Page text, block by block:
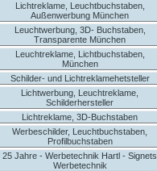
Lichtreklame, Leuchtbuchstaben,
Außenwerbung München
Leuchtwerbung, 3D- Buchstaben,
Transparente München
Leuchtreklame, Lichtbuchstaben,
München
Schilder- und Lichtreklamehetsteller
Lichtwerbung, Leuchtreklame,
Schilderhersteller
Lichtreklame, 3D-Buchstaben
Werbeschilder, Leuchtbuchstaben,
Profilbuchstaben
25 Jahre - Werbetechnik Hartl - Signets
Werbetechnik